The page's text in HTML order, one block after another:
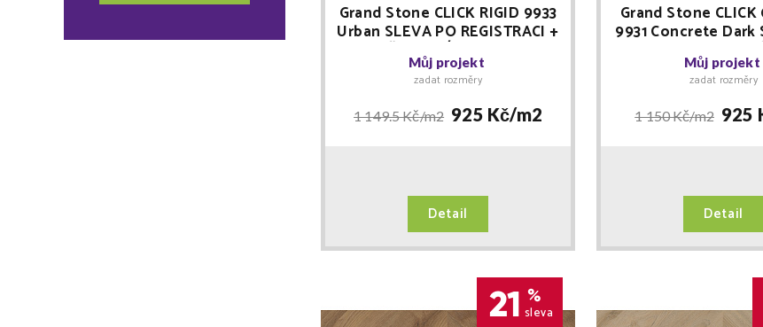
Grand Stone CLICK RIGID 9933
Urban SLEVA PO REGISTRACI +
MNOŽSTEVNÍ SLEVY Floor
Forever
Můj projekt
zadat rozměry
1 149.5 Kč/m2 925 Kč/m2
Detail
Grand Stone CLICK
9931 Concrete Dark
REGISTRACI +
SLEVY Floor
Můj projekt
zadat rozměry
1 150 Kč/m2 925
Detail
21 %
sleva